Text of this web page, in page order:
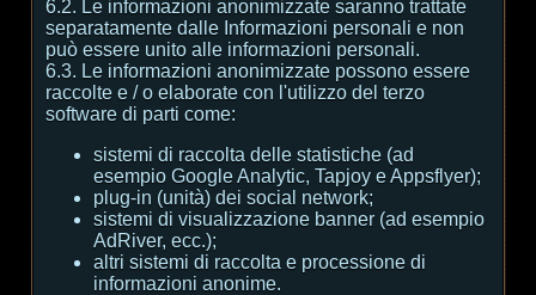
6.2. Le informazioni anonimizzate saranno trattate
separatamente dalle Informazioni personali e non
può essere unito alle informazioni personali.
6.3. Le informazioni anonimizzate possono essere
raccolte e / o elaborate con l'utilizzo del terzo
software di parti come:
sistemi di raccolta delle statistiche (ad
esempio Google Analytic, Tapjoy e Appsflyer);
plug-in (unità) dei social network;
sistemi di visualizzazione banner (ad esempio
AdRiver, ecc.);
altri sistemi di raccolta e processione di
informazioni anonime.